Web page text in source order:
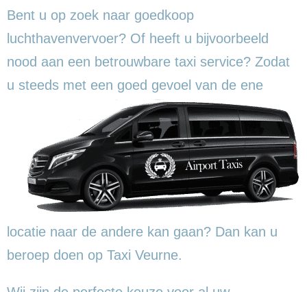
Bent u op zoek naar goedkoop
luchthavenvervoer? Of heeft u bijvoorbeeld
nood aan een betrouwbare taxi service? Zodat
u steeds met een goed gevoel van de ene
locatie naar de andere kan gaan? Dan kan u
beroep doen op Taxi Veurne.